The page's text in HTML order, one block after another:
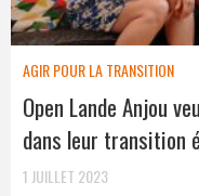
AGIR POUR LA TRANSITION
Open Lande Anjou
dans leur transition
1 JUILLET 2023